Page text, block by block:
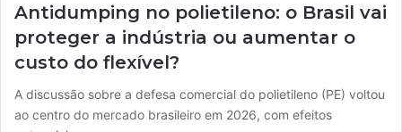
Antidumping no polietileno: o Brasil vai
proteger a indústria ou aumentar o
custo do flexível?
A discussão sobre a defesa comercial do polietileno (PE) voltou
ao centro do mercado brasileiro em 2026, com efeitos